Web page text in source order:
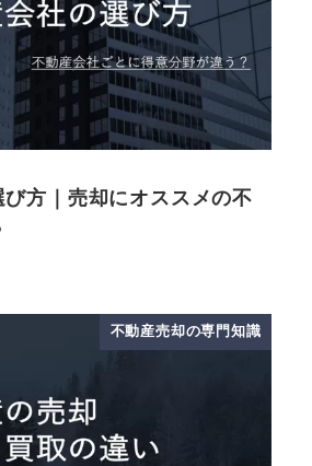
方｜売却にオススメの不
不動産売却の専門知識